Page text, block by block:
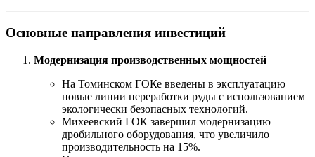
Основные направления инвестиций
Модернизация производственных мощностей
На Томинском ГОКе введены в эксплуатацию
новые линии переработки руды с использованием
экологически безопасных технологий.
Михеевский ГОК завершил модернизацию
дробильного оборудования, что увеличило
производительность на 15%.